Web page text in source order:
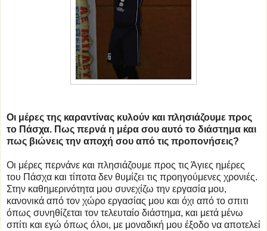
Οι μέρες της καραντίνας κυλούν και πλησιάζουμε προς
το Πάσχα. Πως περνά η μέρα σου αυτό το διάστημα και
πως βιώνεις την αποχή σου από τις προπονήσεις?
Οι μέρες περνάνε και πλησιάζουμε προς τις Άγιες ημέρες
του Πάσχα και τίποτα δεν θυμίζει τις προηγούμενες χρονιές.
Στην καθημερινότητα μου συνεχίζω την εργασία μου,
κανονικά από τον χώρο εργασίας μου και όχι από το σπιτι
όπως συνηθίζεται τον τελευταίο διάστημα, και μετά μένω
σπίτι και εγώ όπως όλοι, με μοναδική μου έξοδο να αποτελεί